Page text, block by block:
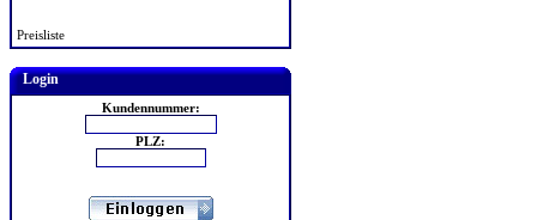
Preisliste
Login
Kundennummer:
PLZ: